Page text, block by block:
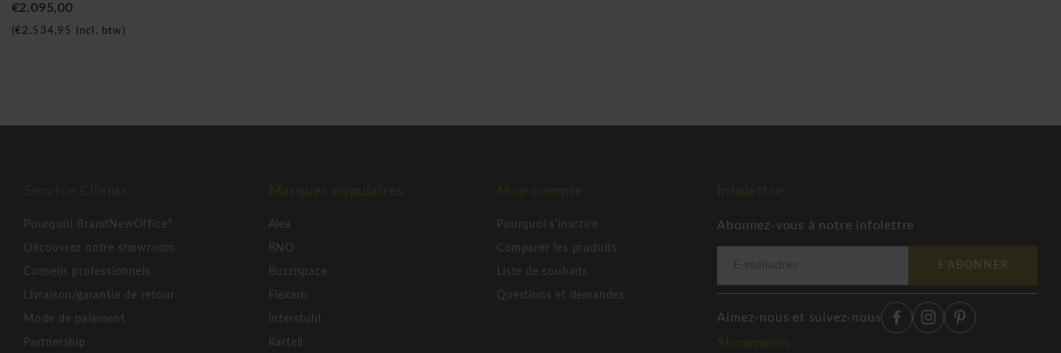
€2.095,00
(€2.534,95 Incl. btw)
Pourquoi BrandNewOffice?
Découvrez notre showroom
Conseils professionnels
Livraison/garantie de retour
Mode de paiement
Partnership
Alea
BNO
Buzzispace
Flexaro
Interstuhl
Kartell
Pourquoi s'inscrire
Comparer les produits
Liste de souhaits
Questions et demandes
Abonnez-vous à notre infolettre
S'ABONNER
Aimez-nous et suivez-nous